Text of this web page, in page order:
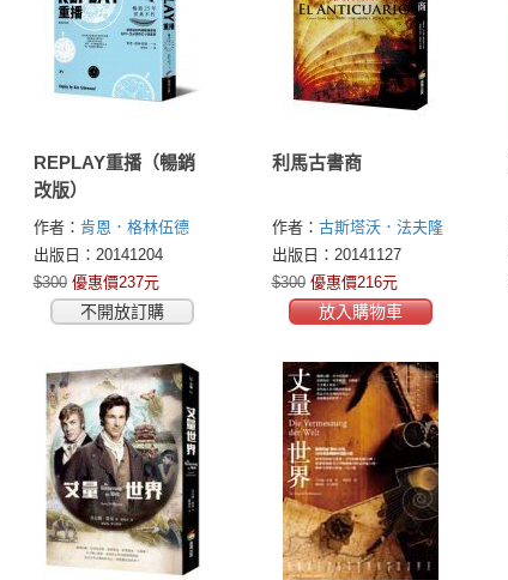
REPLAY重播（暢銷
改版）
作者： 肯恩．格林伍德
(Ken Grimwood)
出版日：20141204
$300 優惠價237元
不開放訂購
利馬古書商
作者： 古斯塔沃．法夫隆
—帕特里奧(Gustavo
Faveron-Patriau)
出版日：20141127
$300 優惠價216元
放入購物車